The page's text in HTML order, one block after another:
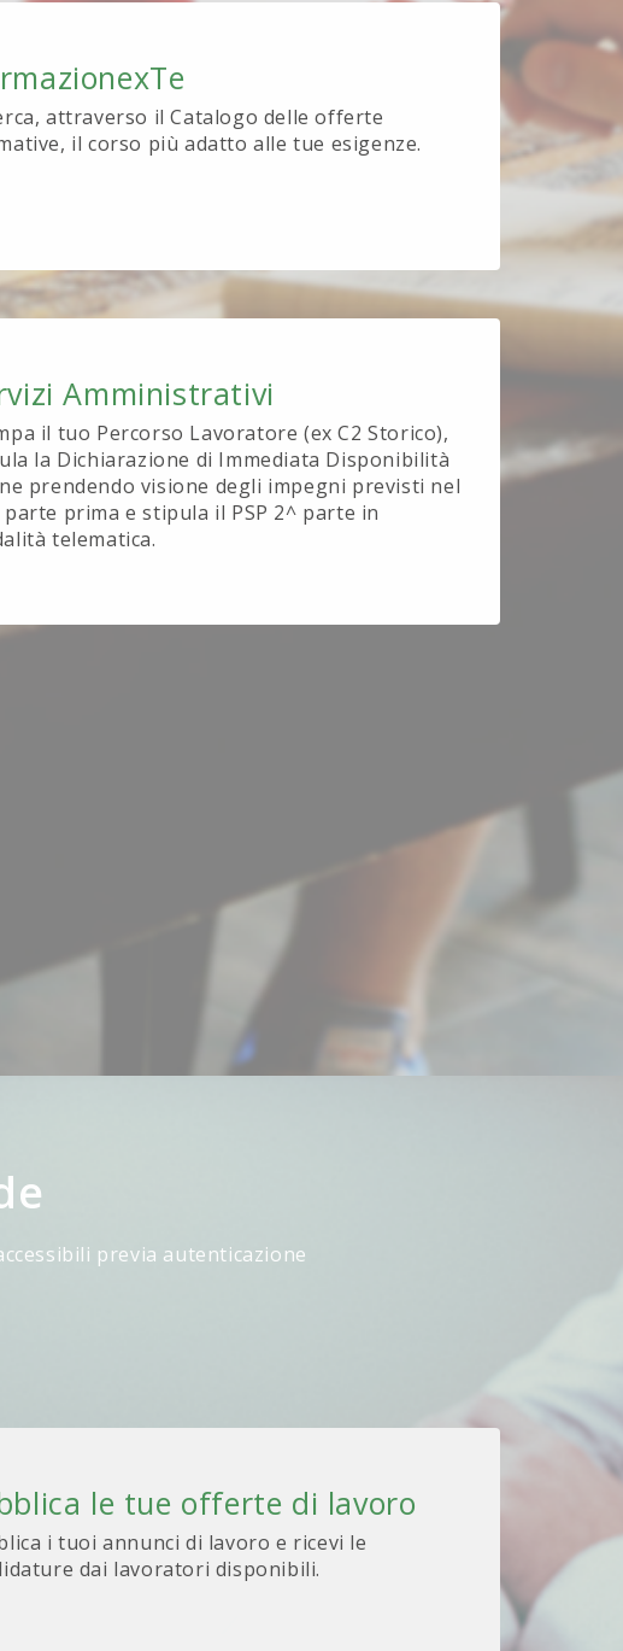
attraverso il Catalogo delle offerte
il corso più adatto alle tue esigenze.
Amministrativi
il tuo Percorso Lavoratore (ex C2 Storico),
la Dichiarazione di Immediata Disponibilità
prendendo visione degli impegni previsti nel
parte prima e stipula il PSP 2^ parte in
telematica.
previa autenticazione
le tue offerte di lavoro
i tuoi annunci di lavoro e ricevi le
dai lavoratori disponibili.